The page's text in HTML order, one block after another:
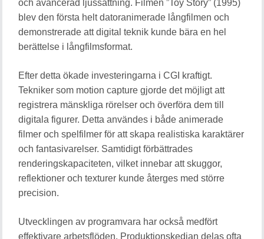
och avancerad ljussättning. Filmen ”Toy Story” (1995)
blev den första helt datoranimerade långfilmen och
demonstrerade att digital teknik kunde bära en hel
berättelse i långfilmsformat.
Efter detta ökade investeringarna i CGI kraftigt.
Tekniker som motion capture gjorde det möjligt att
registrera mänskliga rörelser och överföra dem till
digitala figurer. Detta användes i både animerade
filmer och spelfilmer för att skapa realistiska karaktärer
och fantasivarelser. Samtidigt förbättrades
renderingskapaciteten, vilket innebar att skuggor,
reflektioner och texturer kunde återges med större
precision.
Utvecklingen av programvara har också medfört
effektivare arbetsflöden. Produktionskedjan delas ofta